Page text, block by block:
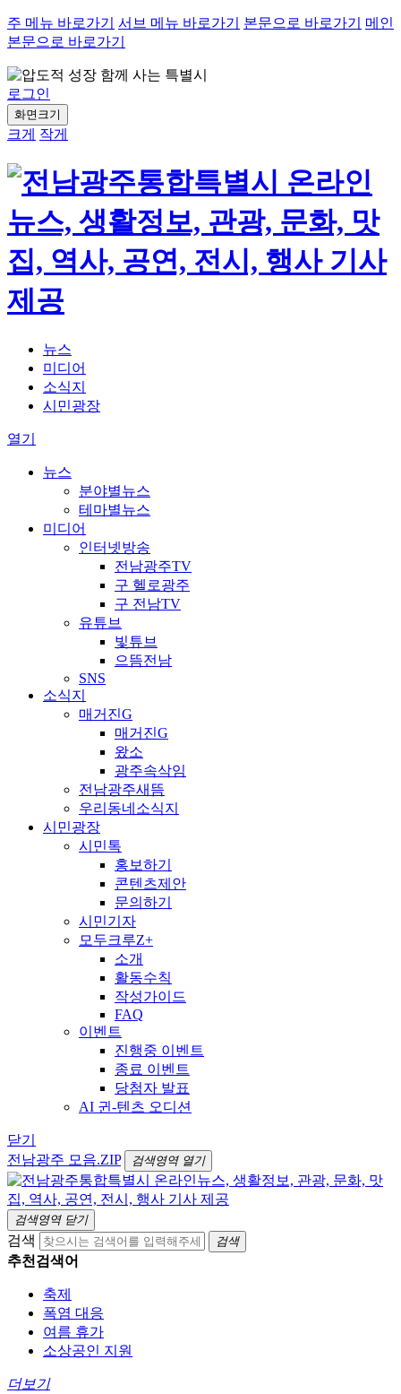
주 메뉴 바로가기 서브 메뉴 바로가기 본문으로 바로가기
메인
본문으로 바로가기
로그인
화면크기
크게 작게
뉴스
미디어
소식지
시민광장
열기
뉴스
분야별뉴스
테마별뉴스
미디어
인터넷방송
전남광주TV
구 헬로광주
구 전남TV
유튜브
빛튜브
으뜸전남
SNS
소식지
매거진G
매거진G
왔소
광주속삭임
전남광주새뜸
우리동네소식지
시민광장
시민톡
홍보하기
콘텐츠제안
문의하기
시민기자
모두크루Z+
소개
활동수칙
작성가이드
FAQ
이벤트
진행중 이벤트
종료 이벤트
당첨자 발표
AI 귄-텐츠 오디션
닫기
전남광주 모음.ZIP
검색영역 열기
검색영역 닫기
검색 검색
추천검색어
축제
폭염 대응
여름 휴가
소상공인 지원
더보기